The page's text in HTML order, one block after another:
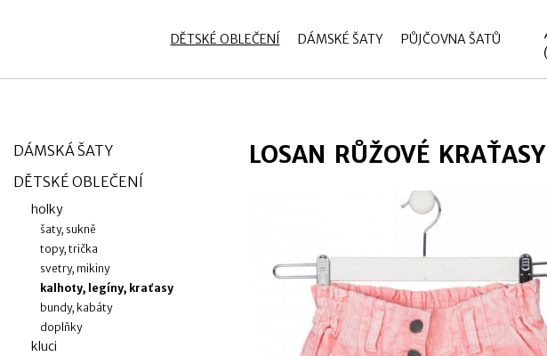
DĚTSKÉ OBLEČENÍ DÁMSKÉ ŠATY PŮJČOVNA ŠATŮ
zobrazit obsah košíku
LOSAN RŮŽOVÉ KRAŤASY
DÁMSKÁ ŠATY
DĚTSKÉ OBLEČENÍ
holky
šaty, sukně
topy, trička
svetry, mikiny
kalhoty, legíny, kraťasy
bundy, kabáty
doplňky
kluci